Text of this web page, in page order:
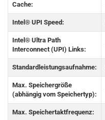
Cache:
Intel® UPI Speed:
Intel® Ultra Path
Interconnect (UPI) Links:
Standardleistungsaufnahme:
Max. Speichergröße
(abhängig vom Speichertyp):
Max. Speichertaktfrequenz: